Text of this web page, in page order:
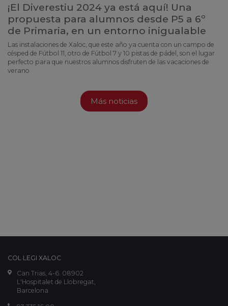
¡El Diverestiu 2024 ya está aquí! Una
propuesta para alumnos desde P5 a 6º
de Primaria, en un entorno inigualable
Las instalaciones de Xaloc, que este año ya cuenta con un campo de
césped de Fútbol 11, otro de Fútbol 7 y 10 pistas de pádel, son el lugar
perfecto para que nuestros alumnos disfruten de las vacaciones de
verano
Más noticias
COL·LEGI XALOC
Can Trias, 4-6. 08902
L'Hospitalet de Llobregat,
Barcelona